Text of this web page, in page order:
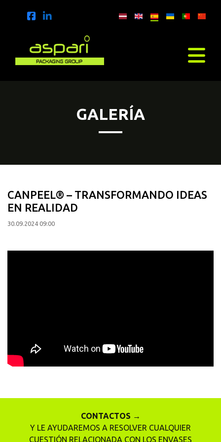
GALERÍA
CANPEEL® – TRANSFORMANDO IDEAS
EN REALIDAD
30.09.2024 09:00
CONTACTOS →
Y LE AYUDAREMOS A RESOLVER CUALQUIER
CUESTIÓN RELACIONADA CON LOS ENVASES